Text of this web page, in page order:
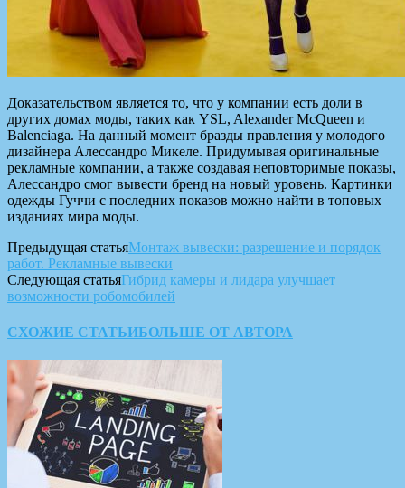
Доказательством является то, что у компании есть доли в
других домах моды, таких как YSL, Alexander McQueen и
Balenciaga. На данный момент бразды правления у молодого
дизайнера Алессандро Микеле. Придумывая оригинальные
рекламные компании, а также создавая неповторимые показы,
Алессандро смог вывести бренд на новый уровень. Картинки
одежды Гуччи с последних показов можно найти в топовых
изданиях мира моды.
Предыдущая статьяМонтаж вывески: разрешение и порядок
работ. Рекламные вывески
Следующая статьяГибрид камеры и лидара улучшает
возможности робомобилей
СХОЖИЕ СТАТЬИБОЛЬШЕ ОТ АВТОРА